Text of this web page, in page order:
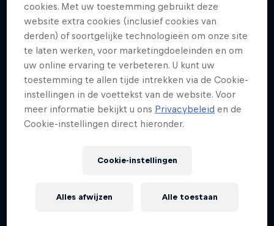
cookies. Met uw toestemming gebruikt deze
website extra cookies (inclusief cookies van
derden) of soortgelijke technologieën om onze site
te laten werken, voor marketingdoeleinden en om
uw online ervaring te verbeteren. U kunt uw
toestemming te allen tijde intrekken via de Cookie-
instellingen in de voettekst van de website. Voor
meer informatie bekijkt u ons Privacybeleid en de
Cookie-instellingen direct hieronder.
Cookie-instellingen
Alles afwijzen Alle toestaan